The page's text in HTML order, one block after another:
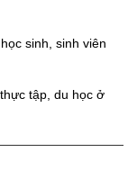
sinh, sinh viên
tập, du học ở